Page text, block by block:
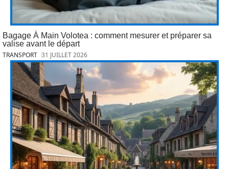
Bagage À Main Volotea : comment mesurer et préparer sa
valise avant le départ
TRANSPORT 31 JUILLET 2026